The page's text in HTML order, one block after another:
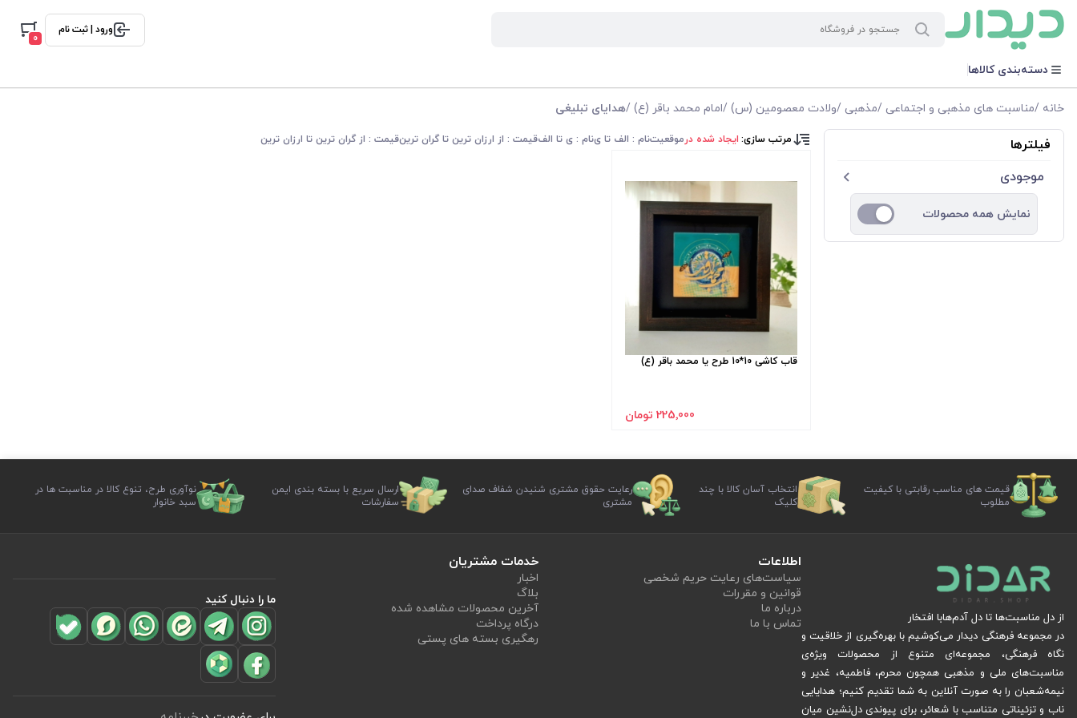
ورود | ثبت نام
0
دسته‌بندی کالاها
خانه /مناسبت های مذهبی و اجتماعی /مذهبی /ولادت معصومین (س) /امام محمد باقر (ع) /هدایای تبلیغی
فیلترها
موجودی
نمایش همه محصولات
مرتب سازی: ایجاد شده درموقعیتنام : الف تا ینام : ی تا الفقیمت : از ارزان ترین تا گران ترینقیمت : از گران ترین تا ارزان ترین
قاب كاشی 10*10 طرح یا محمد باقر (ع)
225٬000 تومان
قیمت های مناسب رقابتی با کیفیت
مطلوب
انتخاب آسان کالا با چند
کلیک
رعایت حقوق مشتری شنیدن شفاف صدای
مشتری
ارسال سریع با بسته بندی ایمن
سفارشات
نوآوری طرح، تنوع کالا در مناسبت ها در
سبد خانوار
از دل مناسبت‌ها تا دل آدم‌هابا افتخار
در مجموعه فرهنگی دیدار می‌کوشیم با بهره‌گیری از خلاقیت و
نگاه فرهنگی، مجموعه‌ای متنوع از محصولات ویژه‌ی
مناسبت‌های ملی و مذهبی همچون محرم، فاطمیه، غدیر و
نیمه‌شعبان را به صورت آنلاین به شما تقدیم کنیم؛ هدایایی
ناب و تزئیناتی متناسب با شعائر، برای پیوندی دل‌نشین میان
اطلاعات
سیاست‏‌های رعایت حریم شخصی
قوانین و مقررات
درباره ما
تماس با ما
خدمات مشتریان
اخبار
بلاگ
آخرین محصولات مشاهده شده
درگاه پرداخت
رهگیری بسته های پستی
ما را دنبال کنید